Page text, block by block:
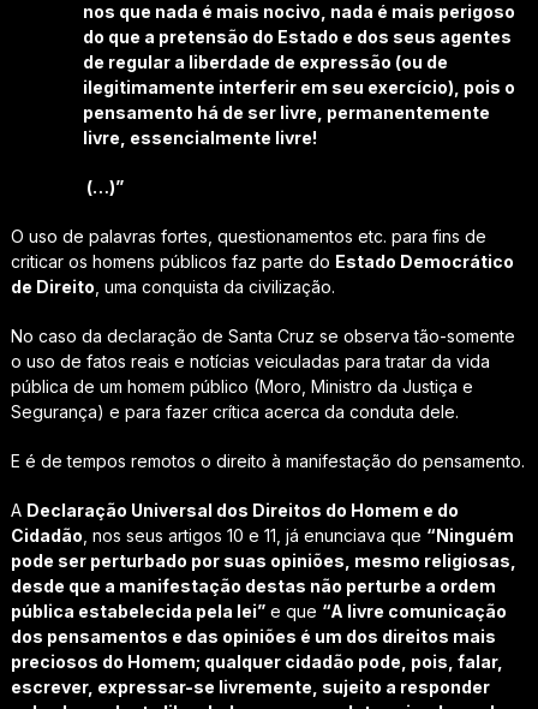
nos que nada é mais nocivo, nada é mais perigoso
do que a pretensão do Estado e dos seus agentes
de regular a liberdade de expressão (ou de
ilegitimamente interferir em seu exercício), pois o
pensamento há de ser livre, permanentemente
livre, essencialmente livre!
(…)”
O uso de palavras fortes, questionamentos etc. para fins de
criticar os homens públicos faz parte do Estado Democrático
de Direito , uma conquista da civilização.
No caso da declaração de Santa Cruz se observa tão-somente
o uso de fatos reais e notícias veiculadas para tratar da vida
pública de um homem público (Moro, Ministro da Justiça e
Segurança) e para fazer crítica acerca da conduta dele.
E é de tempos remotos o direito à manifestação do pensamento.
A Declaração Universal dos Direitos do Homem e do
Cidadão , nos seus artigos 10 e 11, já enunciava que “Ninguém
pode ser perturbado por suas opiniões, mesmo religiosas,
desde que a manifestação destas não perturbe a ordem
pública estabelecida pela lei”e que “A livre comunicação
dos pensamentos e das opiniões é um dos direitos mais
preciosos do Homem; qualquer cidadão pode, pois, falar,
escrever, expressar-se livremente, sujeito a responder